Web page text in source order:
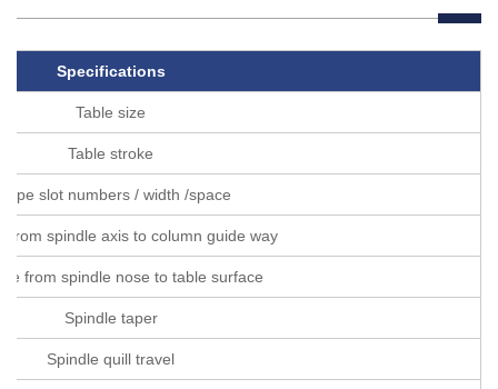
Specifications
Table size
Table stroke
type slot numbers / width /space
from spindle axis to column guide way
from spindle nose to table surface
Spindle taper
Spindle quill travel